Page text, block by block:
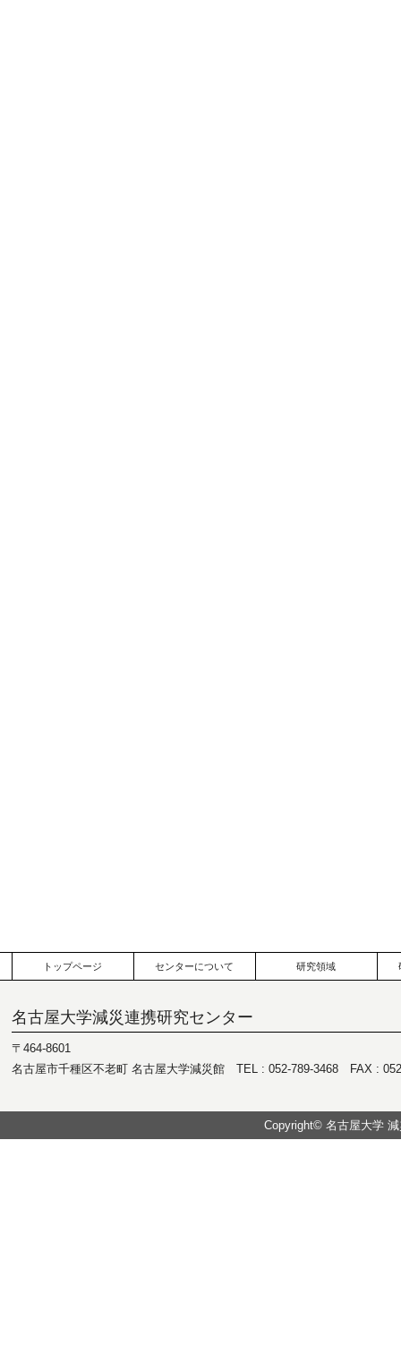
トップページ センターについて 研究領域
名古屋大学減災連携研究センター
〒464-8601
名古屋市千種区不老町 名古屋大学減災館 TEL : 052-789-3468 FAX :
Copyright© 名古屋大学